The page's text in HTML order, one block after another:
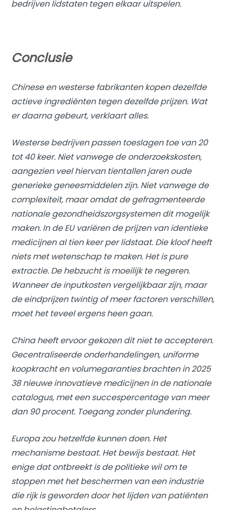
bedrijven lidstaten tegen elkaar uitspelen.
Conclusie
Chinese en westerse fabrikanten kopen dezelfde
actieve ingrediënten tegen dezelfde prijzen. Wat
er daarna gebeurt, verklaart alles.
Westerse bedrijven passen toeslagen toe van 20
tot 40 keer. Niet vanwege de onderzoekskosten,
aangezien veel hiervan tientallen jaren oude
generieke geneesmiddelen zijn. Niet vanwege de
complexiteit, maar omdat de gefragmenteerde
nationale gezondheidszorgsystemen dit mogelijk
maken. In de EU variëren de prijzen van identieke
medicijnen al tien keer per lidstaat. Die kloof heeft
niets met wetenschap te maken. Het is pure
extractie. De hebzucht is moeilijk te negeren.
Wanneer de inputkosten vergelijkbaar zijn, maar
de eindprijzen twintig of meer factoren verschillen,
moet het teveel ergens heen gaan.
China heeft ervoor gekozen dit niet te accepteren.
Gecentraliseerde onderhandelingen, uniforme
koopkracht en volumegaranties brachten in 2025
38 nieuwe innovatieve medicijnen in de nationale
catalogus, met een succespercentage van meer
dan 90 procent. Toegang zonder plundering.
Europa zou hetzelfde kunnen doen. Het
mechanisme bestaat. Het bewijs bestaat. Het
enige dat ontbreekt is de politieke wil om te
stoppen met het beschermen van een industrie
die rijk is geworden door het lijden van patiënten